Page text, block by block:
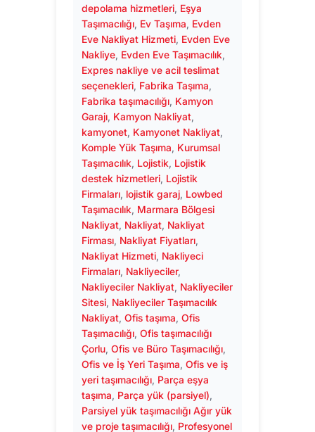
depolama hizmetleri, Eşya
Taşımacılığı, Ev Taşıma, Evden
Eve Nakliyat Hizmeti, Evden Eve
Nakliye, Evden Eve Taşımacılık
Expres nakliye ve acil teslimat
seçenekleri, Fabrika Taşıma
Fabrika taşımacılığı, Kamyon
Garajı, Kamyon Nakliyat
kamyonet, Kamyonet Nakliyat
Komple Yük Taşıma, Kurumsal
Taşımacılık, Lojistik, Lojistik
destek hizmetleri, Lojistik
Firmaları, lojistik garaj, Lowbed
Taşımacılık, Marmara Bölgesi
Nakliyat, Nakliyat, Nakliyat
Firması, Nakliyat Fiyatları
Nakliyat Hizmeti, Nakliyeci
Firmaları, Nakliyeciler
Nakliyeciler Nakliyat, Nakliyeciler
Sitesi, Nakliyeciler Taşımacılık
Nakliyat, Ofis taşıma, Ofis
Taşımacılığı, Ofis taşımacılığı
Çorlu, Ofis ve Büro Taşımacılığı
Ofis ve İş Yeri Taşıma, Ofis ve iş
yeri taşımacılığı, Parça eşya
taşıma, Parça yük (parsiyel)
Parsiyel yük taşımacılığı Ağır yük
ve proje taşımacılığı, Profesyonel